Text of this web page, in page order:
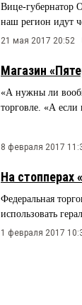
Вице-
наш регион идут
21 мая 2017 20:52
Магазин
«А нужны ли
торговле. «А
8 февраля 2017
На стопперах
Федеральная
использовать
1 февраля 2017